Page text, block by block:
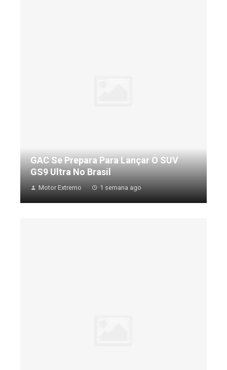
GAC Se Prepara Para Lançar O SUV
GS9 Ultra No Brasil
Motor Extremo 1 semana ago